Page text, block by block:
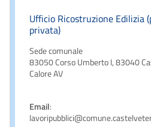
Ufficio Ricostruzione Edilizia
privata)
Sede comunale
83050 Corso Umberto I, 83040
Calore AV
Email: